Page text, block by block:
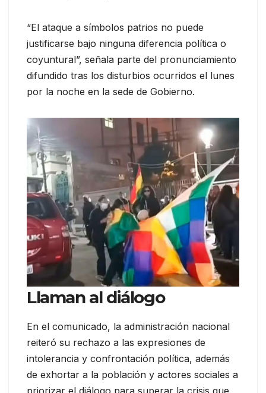
“El ataque a símbolos patrios no puede
justificarse bajo ninguna diferencia política o
coyuntural”, señala parte del pronunciamiento
difundido tras los disturbios ocurridos el lunes
por la noche en la sede de Gobierno.
Llaman al diálogo
En el comunicado, la administración nacional
reiteró su rechazo a las expresiones de
intolerancia y confrontación política, además
de exhortar a la población y actores sociales a